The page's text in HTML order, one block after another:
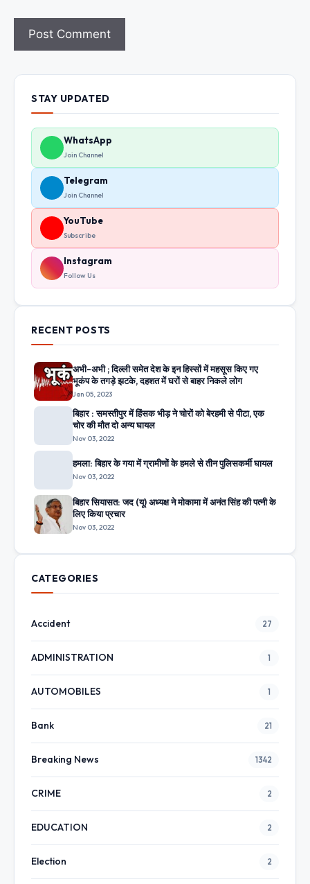
STAY UPDATED
WhatsApp
Join Channel
Telegram
Join Channel
YouTube
Subscribe
Instagram
Follow Us
RECENT POSTS
अभी-अभी ; दिल्ली समेत देश के इन हिस्सों में महसूस किए गए
भूकंप के तगड़े झटके, दहशत में घरों से बाहर निकले लोग
Jan 05, 2023
बिहार : समस्तीपुर में हिंसक भीड़ ने चोरों को बेरहमी से पीटा, एक
चोर की मौत दो अन्य घायल
Nov 03, 2022
हमला: बिहार के गया में ग्रामीणों के हमले से तीन पुलिसकर्मी घायल
Nov 03, 2022
बिहार सियासत: जद (यू) अध्यक्ष ने मोकामा में अनंत सिंह की पत्नी के
लिए किया प्रचार
Nov 03, 2022
CATEGORIES
Accident 27
ADMINISTRATION 1
AUTOMOBILES 1
Bank 21
Breaking News 1342
CRIME 2
EDUCATION 2
Election 2